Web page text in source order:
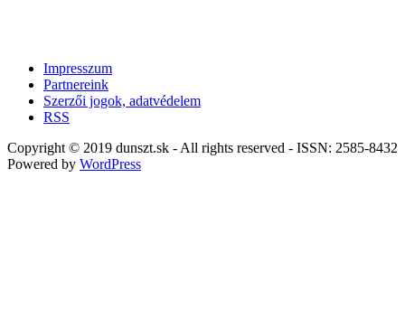
Impresszum
Partnereink
Szerzői jogok, adatvédelem
RSS
Copyright © 2019 dunszt.sk - All rights reserved - ISSN: 2585-8432
Powered by WordPress